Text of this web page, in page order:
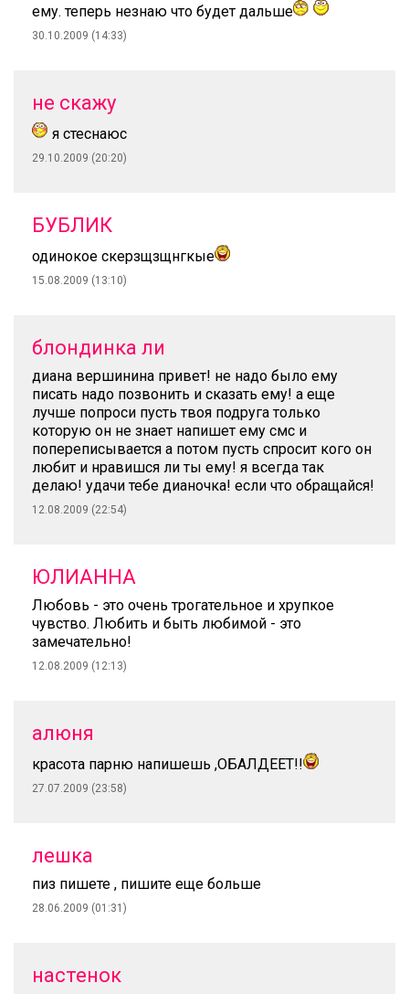
ему. теперь незнаю что будет дальше
30.10.2009 (14:33)
не скажу
я стеснаюс
29.10.2009 (20:20)
БУБЛИК
одинокое скерзщзщнгкые
15.08.2009 (13:10)
блондинка ли
диана вершинина привет! не надо было ему
писать надо позвонить и сказать ему! а еще
лучше попроси пусть твоя подруга только
которую он не знает напишет ему смс и
попереписывается а потом пусть спросит кого он
любит и нравишся ли ты ему! я всегда так
делаю! удачи тебе дианочка! если что обращайся!
12.08.2009 (22:54)
ЮЛИАННА
Любовь - это очень трогательное и хрупкое
чувство. Любить и быть любимой - это
замечательно!
12.08.2009 (12:13)
алюня
красота парню напишешь ,ОБАЛДЕЕТ!!
27.07.2009 (23:58)
лешка
пиз пишете , пишите еще больше
28.06.2009 (01:31)
настенок